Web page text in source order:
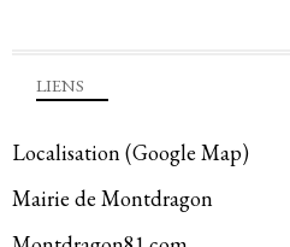
LIENS
Localisation (Google Map)
Mairie de Montdragon